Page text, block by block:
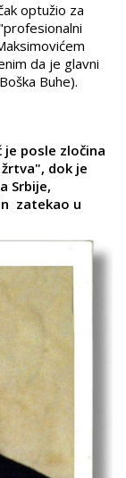
optužio za
da je glavni
Buhe).
posle zločina
dok je
Srbije,
zatekao u